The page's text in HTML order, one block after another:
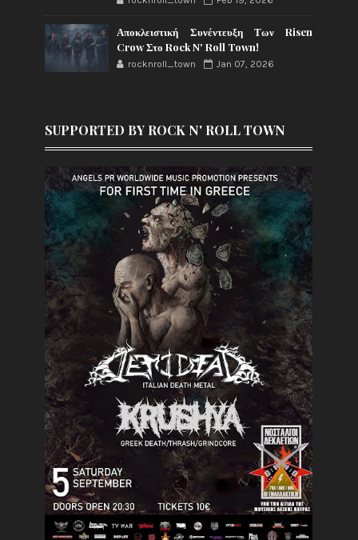
Αποκλειστική Συνέντευξη Των Risen
Crow Στο Rock N' Roll Town!
rocknroll_town Jan 07, 2026
SUPPORTED BY ROCK N' ROLL TOWN